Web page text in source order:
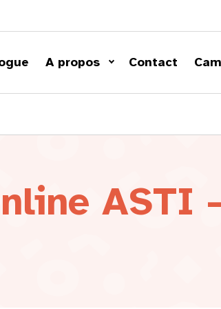
A propos Contact
ASTI